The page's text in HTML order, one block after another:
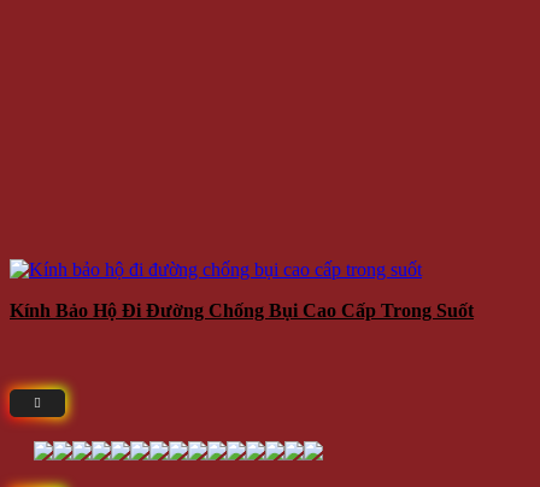
Kính Bảo Hộ Đi Đường Chống Bụi Cao Cấp Trong Suốt